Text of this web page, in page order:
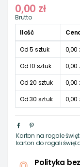
0,00 zł
Brutto
Ilość
Od 5 sztuk 0,00
Od 10 sztuk
0,00
Od 20 sztuk
0,00
Od 30 sztuk
0,00
Karton na rogale
karton do rogali
Polityka